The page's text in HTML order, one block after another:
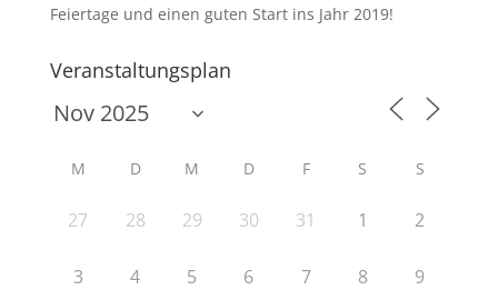
Feiertage und einen guten Start ins Jahr 2019!
Veranstaltungsplan
M D M D F S S
27 28 29 30 31 1 2
3 4 5 6 7 8 9